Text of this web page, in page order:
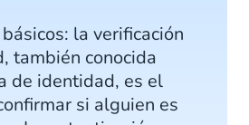
la verificación
también conocida
de identidad, es el
si alguien es